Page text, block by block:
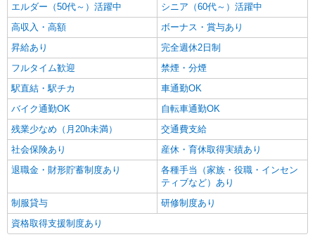
キープ 詳細を見る
エルダー（50代～）活躍中
シニア（60代～）活躍中
高収入・高額
ボーナス・賞与あり
昇給あり
完全週休2日制
フルタイム歓迎
禁煙・分煙
駅直結・駅チカ
車通勤OK
バイク通勤OK
自転車通勤OK
残業少なめ（月20h未満）
交通費支給
社会保険あり
産休・育休取得実績あり
退職金・財形貯蓄制度あり
各種手当（家族・役職・インセン
ティブなど）あり
制服貸与
研修制度あり
資格取得支援制度あり